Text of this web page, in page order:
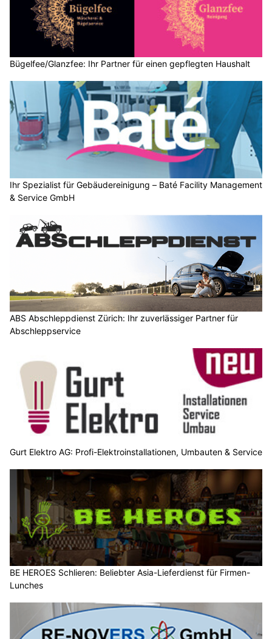
Bügelfee/Glanzfee: Ihr Partner für einen gepflegten Haushalt
Ihr Spezialist für Gebäudereinigung – Baté Facility Management
& Service GmbH
ABS Abschleppdienst Zürich: Ihr zuverlässiger Partner für
Abschleppservice
Gurt Elektro AG: Profi-Elektroinstallationen, Umbauten & Service
BE HEROES Schlieren: Beliebter Asia-Lieferdienst für Firmen-
Lunches